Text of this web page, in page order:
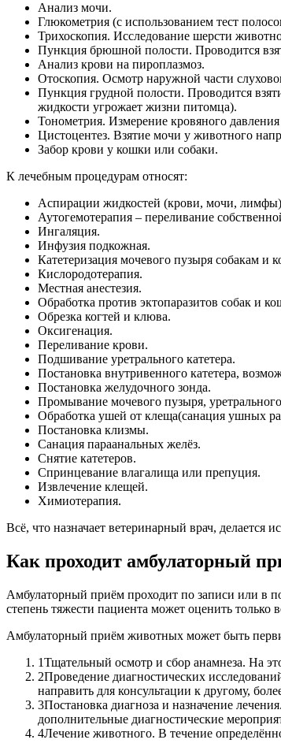
Анализ мочи.
Глюкометрия (с использованием тест
Трихоскопия. Исследование шерсти
Пункция брюшной полости. Проводится
Анализ крови на пироплазмоз.
Отоскопия. Осмотр наружной части
Пункция грудной полости. Проводится
жидкости угрожает жизни питомца).
Тонометрия. Измерение кровяного
Цистоцентез. Взятие мочи у животного
Забор крови у кошки или собаки.
К лечебным процедурам относят:
Аспирации жидкостей (крови, мочи,
Аутогемотерапия – переливание
Ингаляция.
Инфузия подкожная.
Катетеризация мочевого пузыря собакам и
Кислородотерапия.
Местная анестезия.
Обработка против эктопаразитов собак и
Обрезка когтей и клюва.
Оксигенация.
Переливание крови.
Подшивание уретрального катетера.
Постановка внутривенного катетера,
Постановка желудочного зонда.
Промывание мочевого пузыря, уретрального
Обработка ушей от клеща(санация ушных
Постановка клизмы.
Санация параанальных желёз.
Снятие катетеров.
Спринцевание влагалища или препуция.
Извлечение клещей.
Химиотерапия.
Всё, что назначает ветеринарный врач, делается
Как проходит амбулаторный
Амбулаторный приём проходит по записи или в
степень тяжести пациента может оценить только
Амбулаторный приём животных может быть
1Тщательный осмотр и сбор анамнеза. На
2Проведение диагностических
направить для консультации к другому,
3Постановка диагноза и назначение
дополнительные диагностические
4Лечение животного. В течение